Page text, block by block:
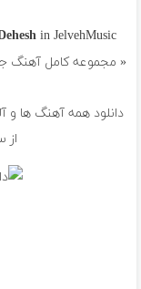
in JelvehMusic
« مجموعه کامل آهنگ
دانلود همه آهنگ ها و
از